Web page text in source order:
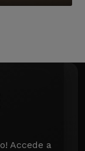
Accede a